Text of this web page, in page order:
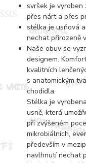
svršek je vyroben
přes nárt a přes
stélka je usňová
nechat přirozeně
Naše obuv se
designem.
kvalitních
s anatomickým
chodidla.
Stélka je
usně, která
při zvýšeném
mikrobiálních,
především v
navlhnutí nechat